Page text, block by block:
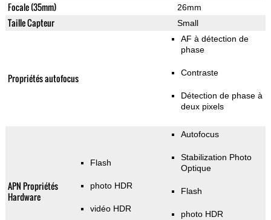
Focale (35mm) 26mm
Taille Capteur Small
Propriétés autofocus
AF à détection de
phase
Contraste
Détection de phase à
deux pixels
APN Propriétés
Hardware
Flash
photo HDR
vidéo HDR
Autofocus
Stabilization Photo
Optique
Flash
photo HDR